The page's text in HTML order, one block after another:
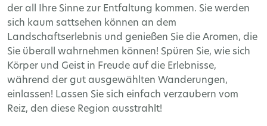
der all Ihre Sinne zur Entfaltung kommen. Sie werden
sich kaum sattsehen können an dem
Landschaftserlebnis und genießen Sie die Aromen, die
Sie überall wahrnehmen können! Spüren Sie, wie sich
Körper und Geist in Freude auf die Erlebnisse,
während der gut ausgewählten Wanderungen,
einlassen! Lassen Sie sich einfach verzaubern vom
Reiz, den diese Region ausstrahlt!